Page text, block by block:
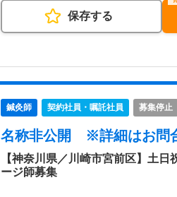
保存する
鍼灸師 契約社員・嘱託社員 募集停止
名称非公開 ※詳細はお問
【神奈川県／川崎市宮前区】土
ージ師募集